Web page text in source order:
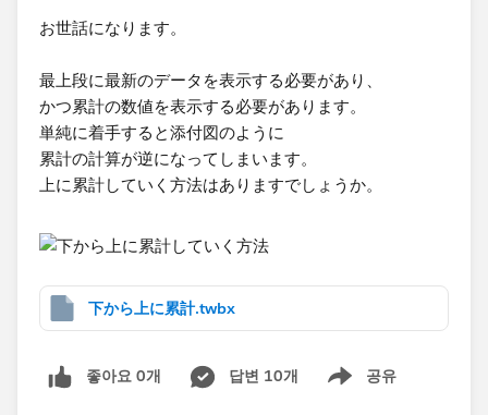
お世話になります。
最上段に最新のデータを表示する必要があり、
かつ累計の数値を表示する必要があります。
単純に着手すると添付図のように
累計の計算が逆になってしまいます。
上に累計していく方法はありますでしょうか。
下から上に累計.twbx
좋아요 0개 답변 10개 공유
Show menu